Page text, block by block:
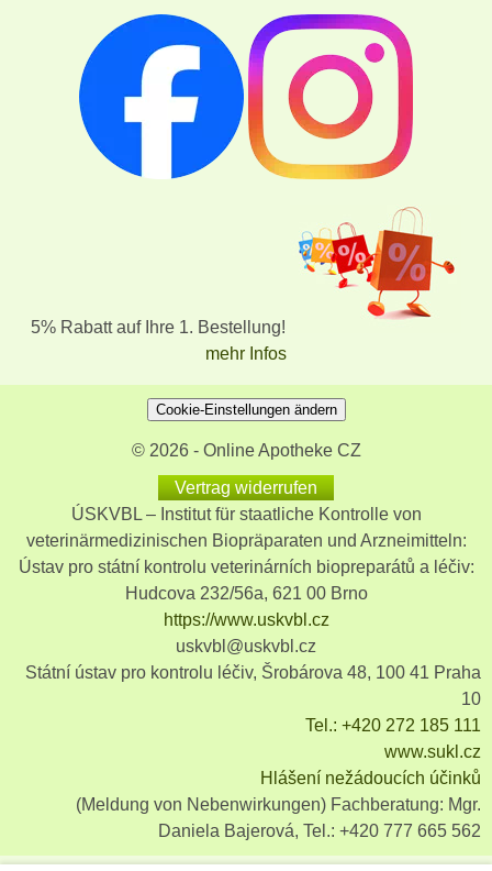
5% Rabatt auf Ihre 1. Bestellung!
mehr Infos
Cookie-Einstellungen ändern
© 2026 - Online Apotheke CZ
Vertrag widerrufen
ÚSKVBL – Institut für staatliche Kontrolle von
veterinärmedizinischen Biopräparaten und Arzneimitteln:
Ústav pro státní kontrolu veterinárních biopreparátů a léčiv:
Hudcova 232/56a, 621 00 Brno
https://www.uskvbl.cz
uskvbl@uskvbl.cz
Státní ústav pro kontrolu léčiv, Šrobárova 48, 100 41 Praha
10
Tel.: +420 272 185 111
www.sukl.cz
Hlášení nežádoucích účinků
(Meldung von Nebenwirkungen) Fachberatung: Mgr.
Daniela Bajerová, Tel.: +420 777 665 562